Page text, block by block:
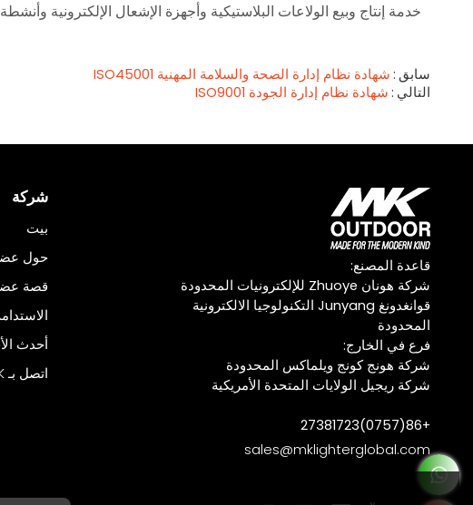
خدمة إنتاج وبيع الولاعات البلاستيكية وأجهزة الإشعال الإلكترونية وأنشطة
سابق شهادة نظام إدارة الصحة والسلامة المهنية ISO45001
التالي شهادة نظام إدارة الجودة ISO9001
قاعدة المصنع:
شركة هونان Zhuoye للإلكترونيات المحدودة
قوانغدونغ Junyang التكنولوجيا الالكترونية
المحدودة
فرع في الخارج:
شركة هونج كونج ويلماكس المحدودة
شركة ريجيل الولايات المتحدة الأمريكية
+86(0757)27381723
sales@mklighterglobal.com
شركة
بيت
حول
قصة
أحدث
اتصل بـ MK